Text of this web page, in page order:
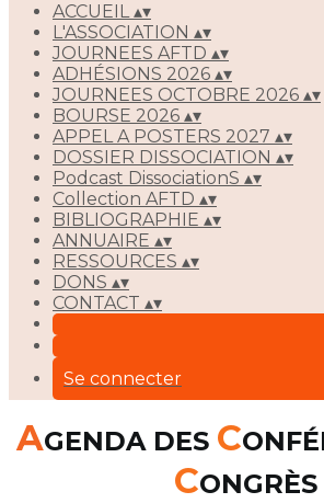
ACCUEIL▴▾
L'ASSOCIATION ▴▾
JOURNEES AFTD ▴▾
ADHÉSIONS 2026 ▴▾
JOURNEES OCTOBRE 2026 ▴▾
BOURSE 2026 ▴▾
APPEL A POSTERS 2027 ▴▾
DOSSIER DISSOCIATION ▴▾
Podcast DissociationS ▴▾
Collection AFTD ▴▾
BIBLIOGRAPHIE ▴▾
ANNUAIRE ▴▾
RESSOURCES ▴▾
DONS ▴▾
CONTACT ▴▾
Se connecter
AGENDA DES C
CONGRÈS